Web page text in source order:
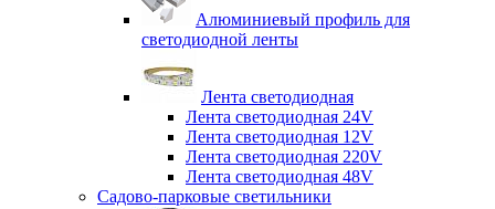
Алюминиевый профиль для
светодиодной ленты
Лента светодиодная
Лента светодиодная 24V
Лента светодиодная 12V
Лента светодиодная 220V
Лента светодиодная 48V
Садово-парковые светильники